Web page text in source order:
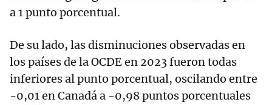
a 1 punto porcentual.
De su lado, las disminuciones observadas en
los países de la OCDE en 2023 fueron todas
inferiores al punto porcentual, oscilando entre
-0,01 en Canadá a -0,98 puntos porcentuales